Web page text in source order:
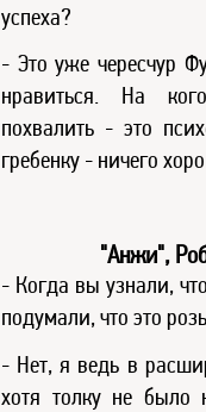
успеха?
- Это уже чересчур
нравиться. На
похвалить - это
гребенку - ничего
"Анжи",
- Когда вы узнали,
подумали, что это
- Нет, я ведь в
хотя толку не было